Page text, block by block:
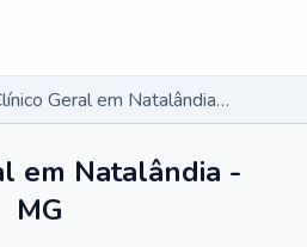
Clínico Geral em Natalândia - MG
em Natalândia -
MG